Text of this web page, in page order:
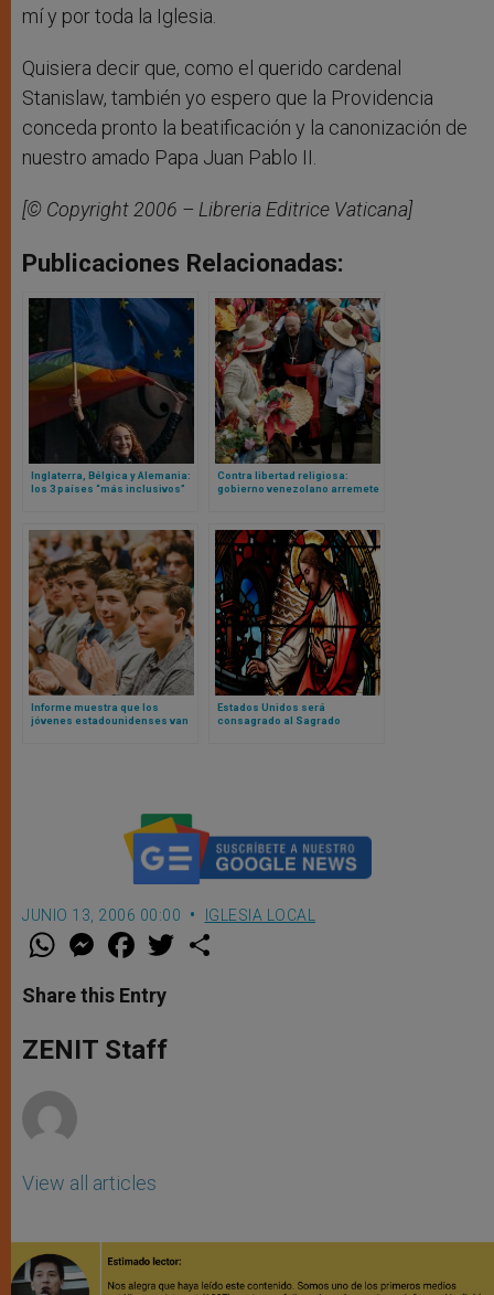
mí y por toda la Iglesia.
Quisiera decir que, como el querido cardenal
Stanislaw, también yo espero que la Providencia
conceda pronto la beatificación y la canonización de
nuestro amado Papa Juan Pablo II.
[© Copyright 2006 – Libreria Editrice Vaticana]
Publicaciones Relacionadas:
Inglaterra, Bélgica y Alemania:
los 3 países “más inclusivos”
Contra libertad religiosa:
gobierno venezolano arremete
Informe muestra que los
jóvenes estadounidenses van
Estados Unidos será
consagrado al Sagrado
JUNIO 13, 2006 00:00 IGLESIA LOCAL
W
t
s
p
p
M
e
s
e
g
e
F
a
e
b
o
k
w
Share this Entry
ZENIT Staff
View all articles